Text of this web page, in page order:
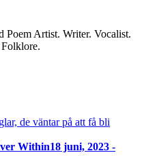
Poem Artist. Writer. Vocalist.
Within18 juni, 2023 -